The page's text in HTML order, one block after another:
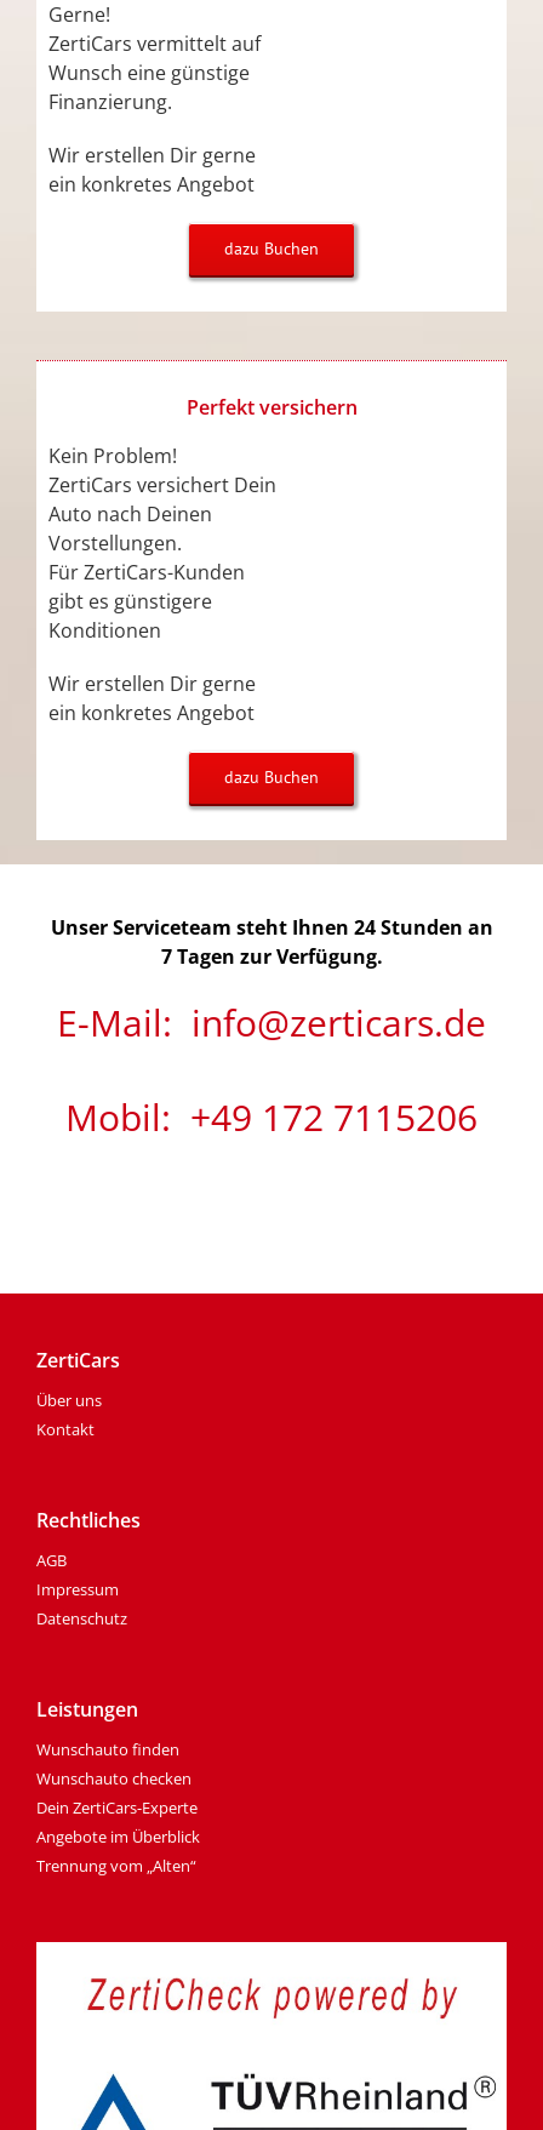
Gerne!
ZertiCars vermittelt auf
Wunsch eine günstige
Finanzierung.
Wir erstellen Dir gerne
ein konkretes Angebot
dazu Buchen
Perfekt versichern
Kein Problem!
ZertiCars versichert Dein
Auto nach Deinen
Vorstellungen.
Für ZertiCars-Kunden
gibt es günstigere
Konditionen
Wir erstellen Dir gerne
ein konkretes Angebot
dazu Buchen
Unser Serviceteam steht Ihnen 24 Stunden an
7 Tagen zur Verfügung.
E-Mail: info@zerticars.de
Mobil: +49 172 7115206
ZertiCars
Über uns
Kontakt
Rechtliches
AGB
Impressum
Datenschutz
Leistungen
Wunschauto finden
Wunschauto checken
Dein ZertiCars-Experte
Angebote im Überblick
Trennung vom „Alten“